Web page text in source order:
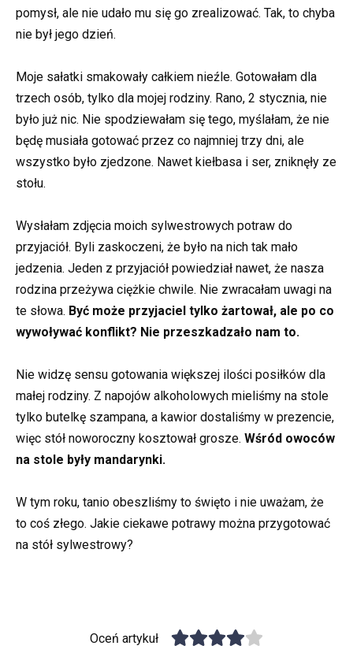
pomysł, ale nie udało mu się go zrealizować. Tak, to chyba
nie był jego dzień.
Moje sałatki smakowały całkiem nieźle. Gotowałam dla
trzech osób, tylko dla mojej rodziny. Rano, 2 stycznia, nie
było już nic. Nie spodziewałam się tego, myślałam, że nie
będę musiała gotować przez co najmniej trzy dni, ale
wszystko było zjedzone. Nawet kiełbasa i ser, zniknęły ze
stołu.
Wysłałam zdjęcia moich sylwestrowych potraw do
przyjaciół. Byli zaskoczeni, że było na nich tak mało
jedzenia. Jeden z przyjaciół powiedział nawet, że nasza
rodzina przeżywa ciężkie chwile. Nie zwracałam uwagi na
te słowa. Być może przyjaciel tylko żartował, ale po co
wywoływać konflikt? Nie przeszkadzało nam to.
Nie widzę sensu gotowania większej ilości posiłków dla
małej rodziny. Z napojów alkoholowych mieliśmy na stole
tylko butelkę szampana, a kawior dostaliśmy w prezencie,
więc stół noworoczny kosztował grosze. Wśród owoców
na stole były mandarynki.
W tym roku, tanio obeszliśmy to święto i nie uważam, że
to coś złego. Jakie ciekawe potrawy można przygotować
na stół sylwestrowy?
Oceń artykuł